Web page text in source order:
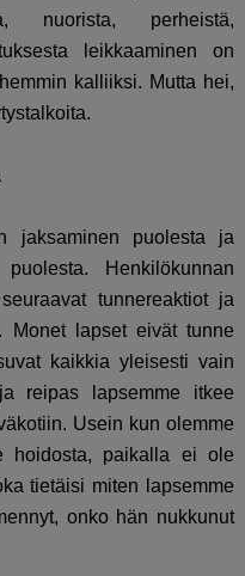
nuorista, perheistä,
leikkaaminen on
kalliiksi. Mutta hei,
jaksaminen puolesta ja
Henkilökunnan
tunnereaktiot ja
Monet lapset eivät tunne
kaikkia yleisesti vain
reipas lapsemme itkee
Usein kun olemme
hoidosta, paikalla ei ole
tietäisi miten lapsemme
onko hän nukkunut